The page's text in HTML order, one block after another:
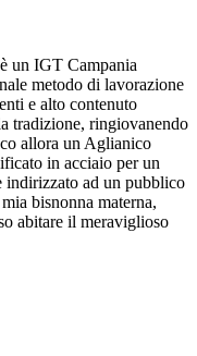
un IGT Campania
metodo di lavorazione
e alto contenuto
tradizione, ringiovanendo
allora un Aglianico
in acciaio per un
indirizzato ad un pubblico
bisnonna materna,
abitare il meraviglioso